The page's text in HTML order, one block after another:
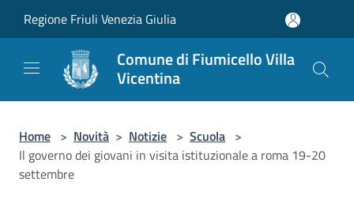
Regione Friuli Venezia Giulia
Comune di Fiumicello Villa
Vicentina
Home > Novità > Notizie > Scuola >
Il governo dei giovani in visita istituzionale a roma 19-20
settembre